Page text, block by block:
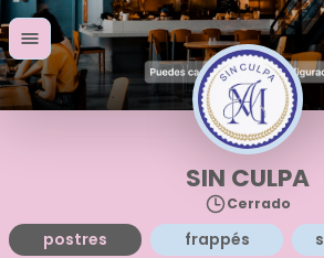
SIN CULPA
Cerrado
postres frappés